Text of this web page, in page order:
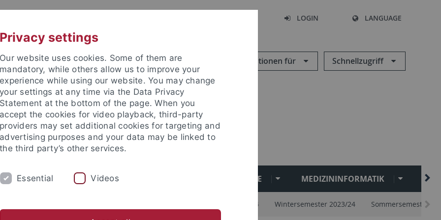
LOGIN LANGUAGE
Informationen für Schnellzugriff
LEHRE ANGEBOTE MEDIZININFORMATIK ZDV
Sommersemester 2024 Wintersemester 2023/24 Sommersemester
Privacy settings
Our website uses cookies. Some of them are
mandatory, while others allow us to improve your
experience while using our website. You may change
your settings at any time via the Data Privacy
Statement at the bottom of the page. When you
accept the cookies for video playback, third-party
providers may set additional cookies for targeting and
advertising purposes and your data may be linked to
the third party’s other services.
Essential Videos